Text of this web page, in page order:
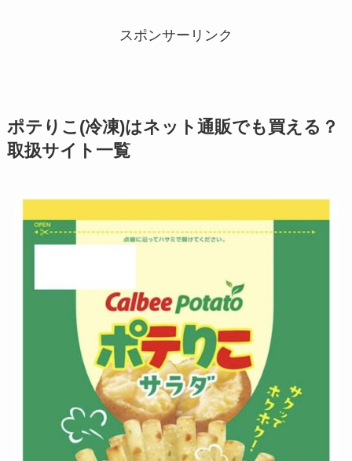
スポンサーリンク
ポテりこ(冷凍)はネット通販でも買える？
取扱サイト一覧